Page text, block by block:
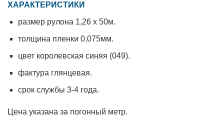
ХАРАКТЕРИСТИКИ
размер рулона 1,26 х 50м.
толщина пленки 0,075мм.
цвет королевская синяя (049).
фактура глянцевая.
срок службы 3-4 года.
Цена указана за погонный метр.